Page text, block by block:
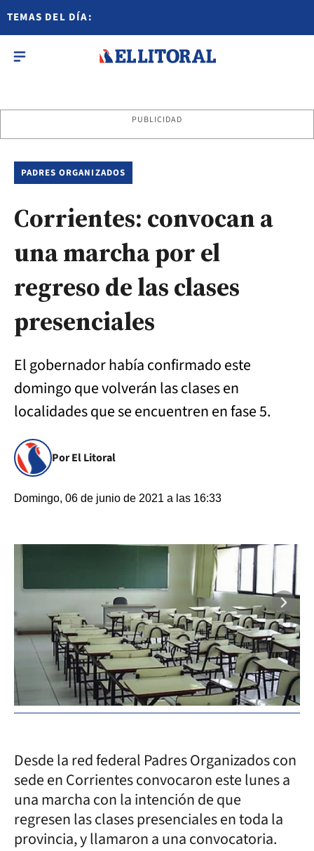
TEMAS DEL DÍA:
PUBLICIDAD
PADRES ORGANIZADOS
Corrientes: convocan a
una marcha por el
regreso de las clases
presenciales
El gobernador había confirmado este
domingo que volverán las clases en
localidades que se encuentren en fase 5.
Por El Litoral
Domingo, 06 de junio de 2021 a las 16:33
Desde la red federal Padres Organizados con
sede en Corrientes convocaron este lunes a
una marcha con la intención de que
regresen las clases presenciales en toda la
provincia, y llamaron a una convocatoria.